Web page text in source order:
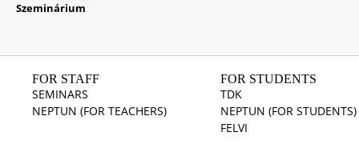
Szeminárium
FOR STAFF
SEMINARS
NEPTUN (FOR TEACHERS)
FOR STUDENTS
TDK
NEPTUN (FOR STUDENTS)
FELVI